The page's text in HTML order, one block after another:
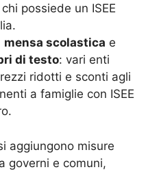
possiede un ISEE
mensa scolastica e
di testo: vari enti
ridotti e sconti agli
a famiglie con ISEE
aggiungono misure
governi e comuni,